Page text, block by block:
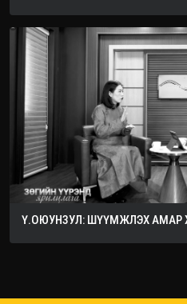
Ү.ОЮУНЗУЛ: ШҮҮМЖЛЭХ АМАР